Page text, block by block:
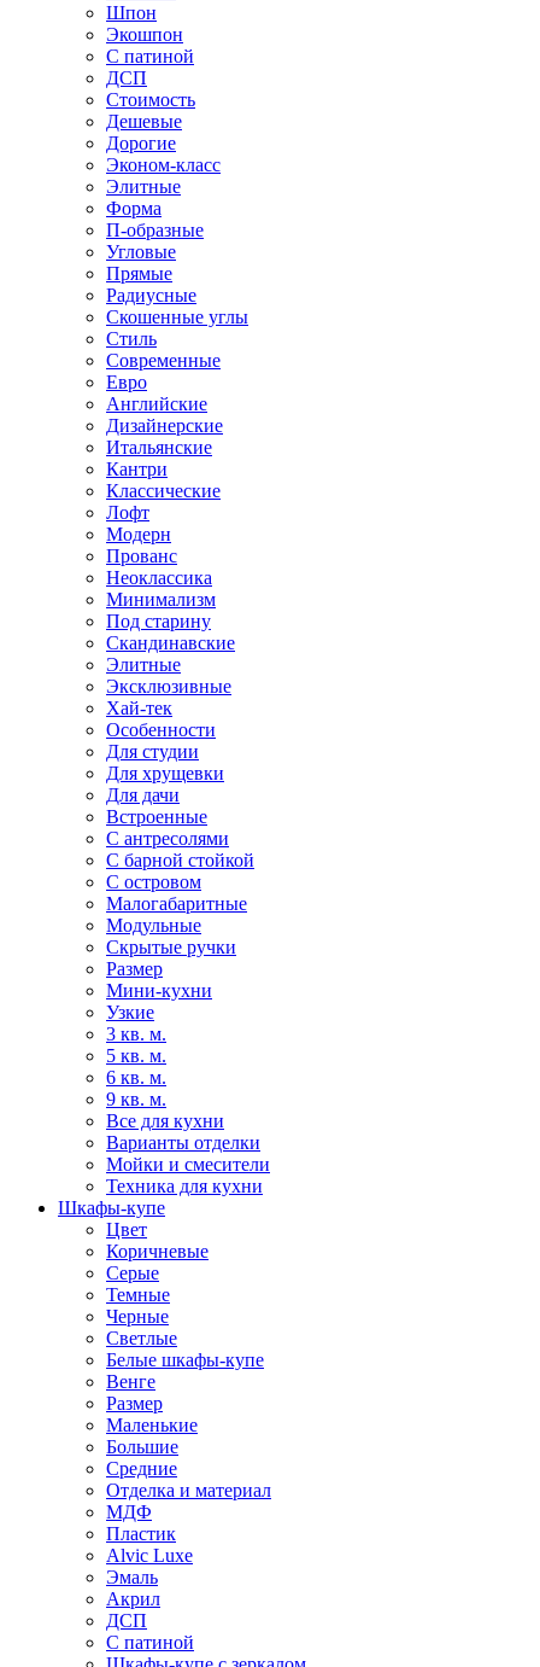
Шпон
Экошпон
С патиной
ДСП
Стоимость
Дешевые
Дорогие
Эконом-класс
Элитные
Форма
П-образные
Угловые
Прямые
Радиусные
Скошенные углы
Стиль
Современные
Евро
Английские
Дизайнерские
Итальянские
Кантри
Классические
Лофт
Модерн
Прованс
Неоклассика
Минимализм
Под старину
Скандинавские
Элитные
Эксклюзивные
Хай-тек
Особенности
Для студии
Для хрущевки
Для дачи
Встроенные
С антресолями
С барной стойкой
С островом
Малогабаритные
Модульные
Скрытые ручки
Размер
Мини-кухни
Узкие
3 кв. м.
5 кв. м.
6 кв. м.
9 кв. м.
Все для кухни
Варианты отделки
Мойки и смесители
Техника для кухни
Шкафы-купе
Цвет
Коричневые
Серые
Темные
Черные
Светлые
Белые шкафы-купе
Венге
Размер
Маленькие
Большие
Средние
Отделка и материал
МДФ
Пластик
Alvic Luxe
Эмаль
Акрил
ДСП
С патиной